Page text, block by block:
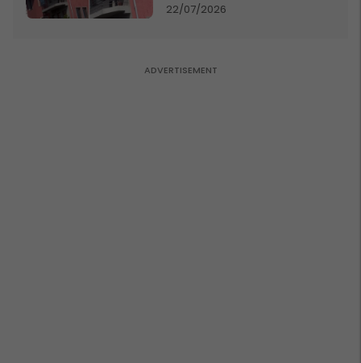
22/07/2026